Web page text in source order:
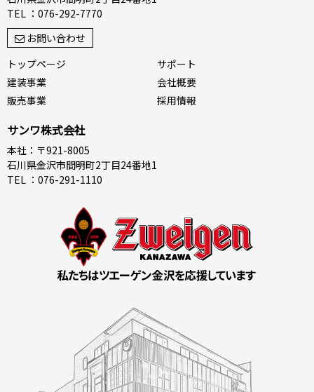
TEL ：076-292-7770
お問い合わせ
トップページ
建装事業
販売事業
サポート
会社概要
採用情報
サンワ株式会社
本社：〒921-8005
石川県金沢市間明町2丁目24番地1
TEL ：076-291-1110